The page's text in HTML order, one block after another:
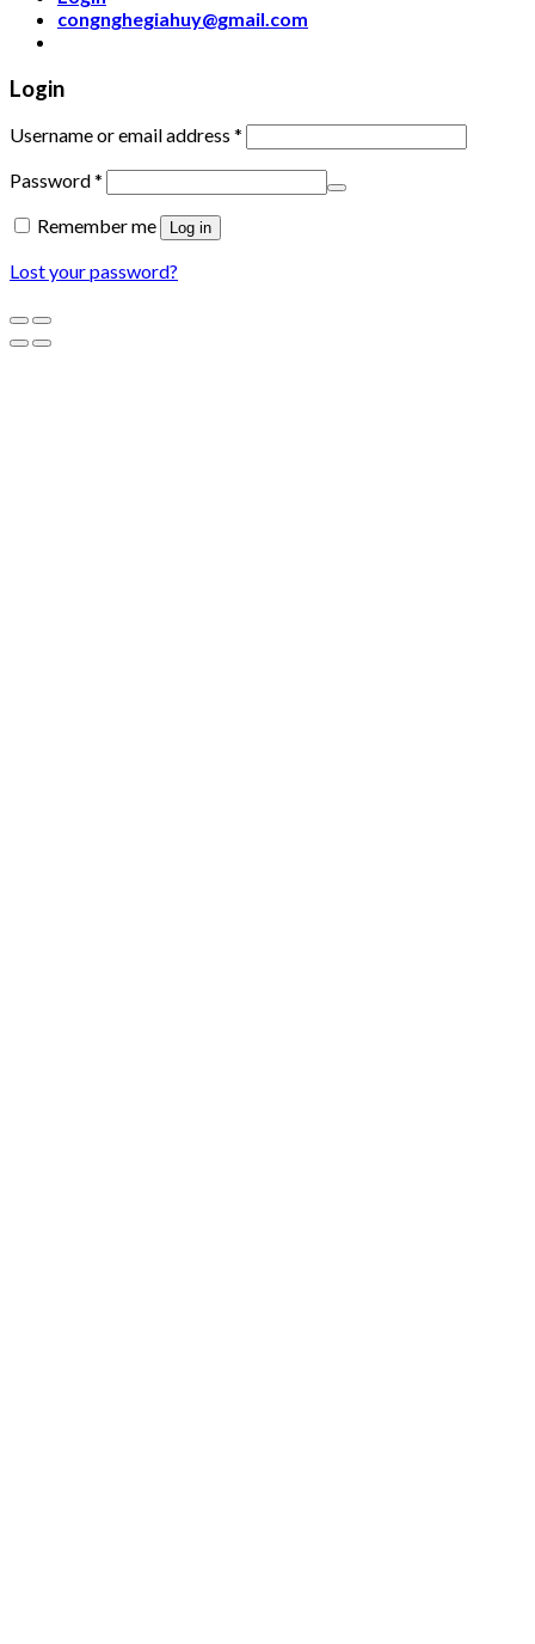
congnghegiahuy@gmail.com
Login
Username or email address *
Password*
Remember me
Log in
Lost your password?